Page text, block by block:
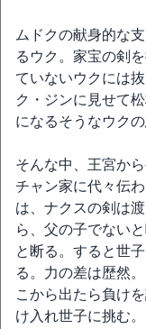
ムドクの献身的な
るウク。家宝の剣
ていないウクには
ク・ジンに見せて
になるそうなウク
そんな中、王宮か
チャン家に代々伝
は、ナクスの剣は
ら、父の子でない
と断る。すると世
る。力の差は歴然
こから出たら負け
け入れ世子に挑む